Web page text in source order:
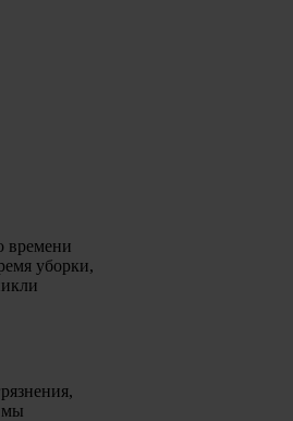
времени
уборки,
мы